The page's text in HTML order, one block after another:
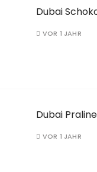
Dubai
VOR 1 JAHR
Dubai
VOR 1 JAHR